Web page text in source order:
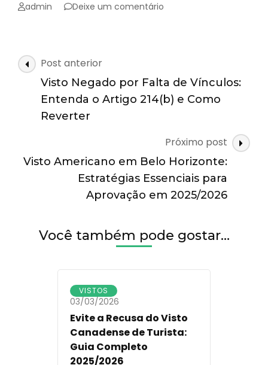
admin Deixe um comentário
para
Aprovação
em
Navegação
de
posts
Post anterior
Visto Negado por Falta de Vínculos:
Entenda o Artigo 214(b) e Como
Reverter
Próximo post
Visto Americano em Belo Horizonte:
Estratégias Essenciais para
Aprovação em 2025/2026
Você também pode gostar…
VISTOS
03/03/2026
Evite a Recusa do Visto
Canadense de Turista:
Guia Completo
2025/2026